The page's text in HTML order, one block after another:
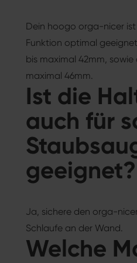
Dein hoogo orga-nicer
Funktion optimal
bis maximal 42mm,
maximal 46mm.
Ist die
auch für
geeignet?
Ja, sichere den orga-
Schlaufe an der Wand.
Welche